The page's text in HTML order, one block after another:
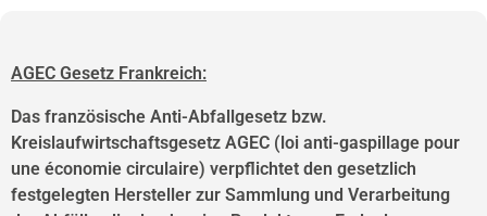
AGEC Gesetz Frankreich:
Das französische Anti-Abfallgesetz bzw.
Kreislaufwirtschaftsgesetz AGEC (loi anti-gaspillage pour
une économie circulaire) verpflichtet den gesetzlich
festgelegten Hersteller zur Sammlung und Verarbeitung